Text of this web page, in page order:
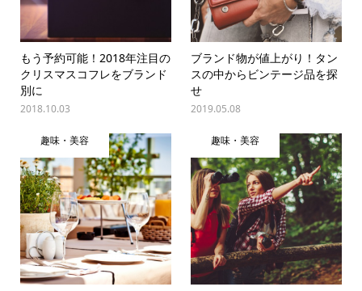
もう予約可能！2018年注目の
クリスマスコフレをブランド
別に
2018.10.03
ブランド物が値上がり！タン
スの中からビンテージ品を探
せ
2019.05.08
趣味・美容 趣味・美容